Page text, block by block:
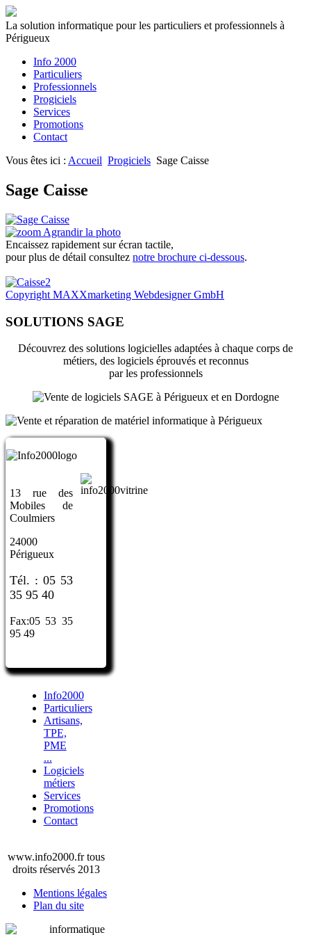
La solution informatique pour les particuliers et professionnels à
Périgueux
Info 2000
Particuliers
Professionnels
Progiciels
Services
Promotions
Contact
Vous êtes ici : Accueil Progiciels Sage Caisse
Sage Caisse
Agrandir la photo
Encaissez rapidement sur écran tactile,
pour plus de détail consultez notre brochure ci-dessous.
Copyright MAXXmarketing Webdesigner GmbH
SOLUTIONS SAGE
Découvrez des solutions logicielles adaptées à chaque corps de
métiers, des logiciels éprouvés et reconnus
par les professionnels
13 rue des
Mobiles de
Coulmiers
24000
Périgueux
Tél. : 05 53
35 95 40
Fax:05 53 35
95 49
Info2000
Particuliers
Artisans,
TPE,
PME
...
Logiciels
métiers
Services
Promotions
Contact
www.info2000.fr tous
droits réservés 2013
Mentions légales
Plan du site